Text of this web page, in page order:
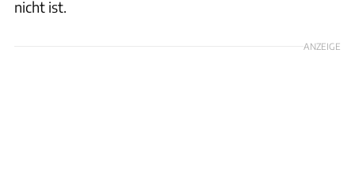
nicht ist.
ANZEIGE